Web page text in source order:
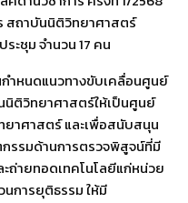
สถาบันนิติวิทยาศาสตร์
ะชุม จำนวน 17 คน
ำหนดแนวทางขับเคลื่อนศูนย์
นิติวิทยาศาสตร์ให้เป็นศูนย์
าศาสตร์ และเพื่อสนับสนุน
รรมด้านการตรวจพิสูจน์ที่มี
ถ่ายทอดเทคโนโลยีแก่หน่วย
การยุติธรรม ให้มี